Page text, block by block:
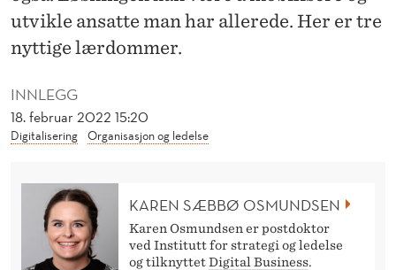
H
D
E
INNLEGG
18. februar 2022 15:20
Digitalisering Organisasjon og ledelse
utvikle ansatte man har allerede. Her er tre
nyttige lærdommer.
KAREN SÆBBØ OSMUNDSEN
Karen Osmundsen er postdoktor
ved Institutt for strategi og ledelse
og tilknyttetDigital Business.